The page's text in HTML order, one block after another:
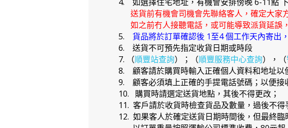
送貨前有機會司機會先聯絡客人，確定大家
如之前冇人接聽電話，或可能導致派貨延誤
5. 貨品將於訂單確認後 1至4 個工作天內寄出
6. 送貨不可預先指定收貨日期或時段
7. （順豐站查詢）；（順豐服務中心查詢），（
8. 顧客請於購買時輸入正確個人資料和地址以
9. 顧客必須填上正確的手提電話號碼；以便接
10. 購買時請選定送貨地點，其後不得更改；
11. 客戶請於收貨時檢查貨品及數量，過後不得
12. 如果客人於確定送貨日期時間後，但最終